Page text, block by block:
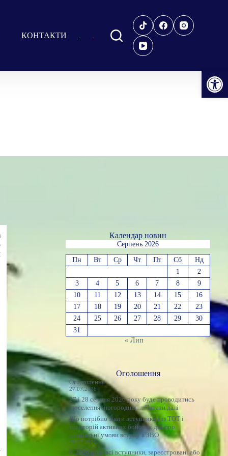
Відкрити Панель інструментів
КОНТАКТИ
Календар новин
Серпень 2026
Пн Вт Ср Чт Пт Сб
Нд
1
2
3
4 5 6 7 8
9
10
11 12 13 14 15
16
17
18 19 20 21 22
23
24
25 26 27 28 29
30
31
« Лип
Оголошення
Оголошення
27.07.2026
27 і 28 серпня 2026 року буде проводитись
поселення іногородніх…Читати далі:
Оголошення
Що потрібно знати вступникам із ТОТ і
територій активних бойових дій про
спеціальні умови вступу в ЗВО
20.07.2026
У 2026 році всі вступники, зареєстровані або